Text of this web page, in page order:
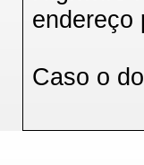
endereço
Caso o